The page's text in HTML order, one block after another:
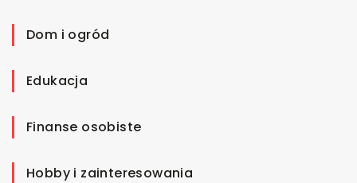
Dom i ogród
Edukacja
Finanse osobiste
Hobby i zainteresowania